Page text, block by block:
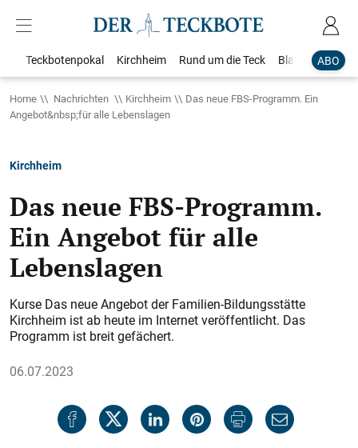
ABO
Teckbotenpokal Kirchheim Rund um die Teck Blaulicht
Home Nachrichten Kirchheim
Das neue FBS-Programm. Ein
Angebot&nbsp;für alle Lebenslagen
Kirchheim
Das neue FBS-Programm.
Ein Angebot für alle
Lebenslagen
Kurse Das neue Angebot der Familien-­Bildungsstätte
Kirchheim ist ab heute im Internet veröffentlicht. Das
Programm ist breit gefächert.
06.07.2023